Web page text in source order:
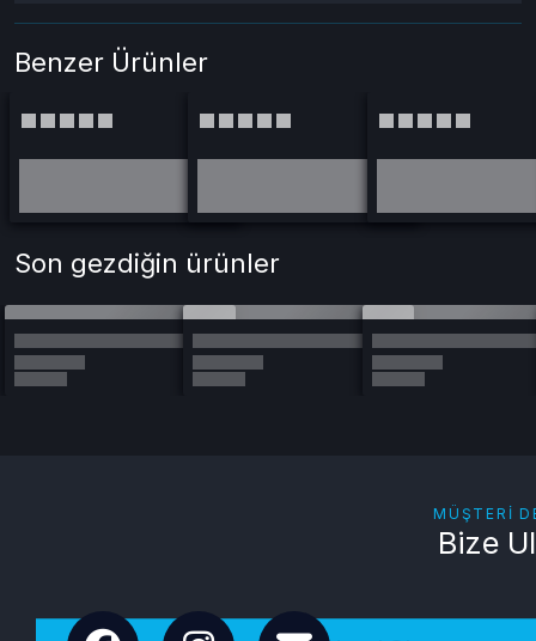
Benzer Ürünler
Son gezdiğin ürünler
MÜŞTERI
Bize